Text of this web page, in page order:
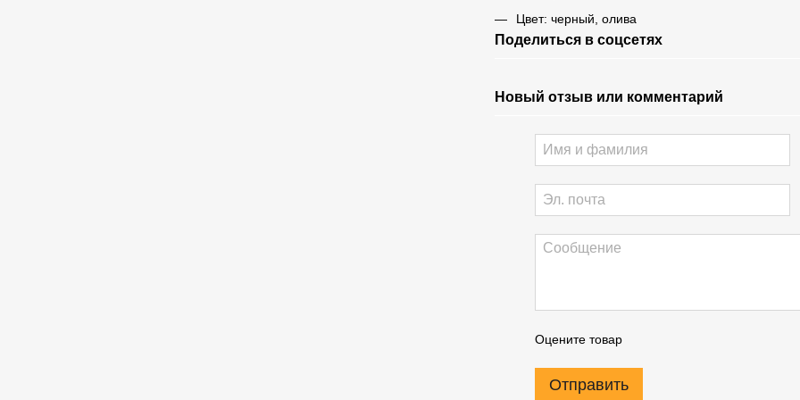
Цвет: черный, олива
Поделиться в соцсетях
Новый отзыв или комментарий
Оцените товар
Отправить